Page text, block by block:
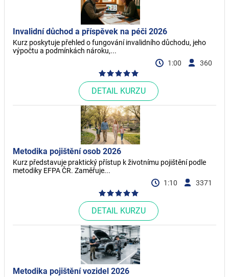
Invalidní důchod a příspěvek na péči 2026
Kurz poskytuje přehled o fungování invalidního důchodu, jeho
výpočtu a podmínkách nároku,...
1:00
360
DETAIL KURZU
Metodika pojištění osob 2026
Kurz představuje praktický přístup k životnímu pojištění podle
metodiky EFPA ČR. Zaměřuje...
1:10
3371
DETAIL KURZU
Metodika pojištění vozidel 2026